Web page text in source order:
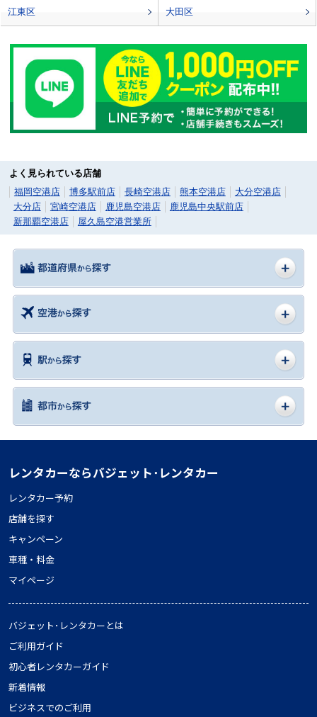
江東区 大田区
よく見られている店舗
福岡空港店
博多駅前店 長崎空港店 熊本空港店
大分空港店
大分店
宮崎空港店 鹿児島空港店
鹿児島中央駅前店
新那覇空港店
屋久島空港営業所
レンタカーならバジェット･レンタカー
レンタカー予約
店舗を探す
キャンペーン
車種・料金
マイページ
バジェット･レンタカーとは
ご利用ガイド
初心者レンタカーガイド
新着情報
ビジネスでのご利用